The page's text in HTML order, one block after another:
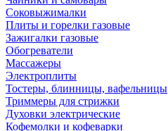
Соковыжималки
Плиты и горелки газовые
Зажигалки газовые
Обогреватели
Массажеры
Электроплиты
Тостеры, блинницы, вафельницы
Триммеры для стрижки
Духовки электрические
Кофемолки и кофеварки